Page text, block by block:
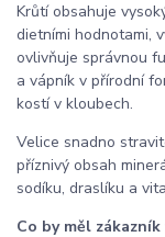
Krůtí obsahuje
dietními hodnotami,
ovlivňuje správnou
a vápník v přírodní
kostí v kloubech.
Velice snadno
příznivý obsah
sodíku, draslíku a
Co by měl